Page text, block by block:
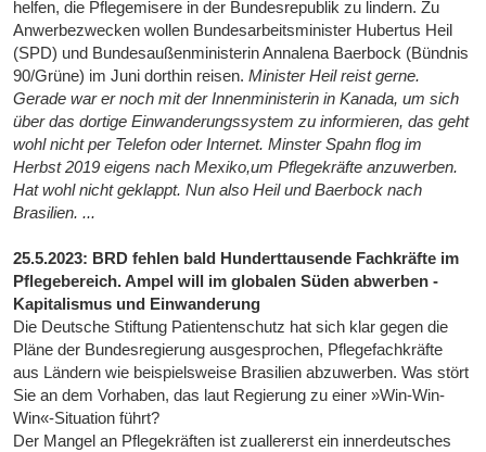
helfen, die Pflegemisere in der Bundesrepublik zu lindern. Zu
Anwerbezwecken wollen Bundesarbeitsminister Hubertus Heil
(SPD) und Bundesaußenministerin Annalena Baerbock (Bündnis
90/Grüne) im Juni dorthin reisen.Minister Heil reist gerne.
Gerade war er noch mit der Innenministerin in Kanada, um sich
über das dortige Einwanderungssystem zu informieren, das geht
wohl nicht per Telefon oder Internet. Minster Spahn flog im
Herbst 2019 eigens nach Mexiko,um Pflegekräfte anzuwerben.
Hat wohl nicht geklappt. Nun also Heil und Baerbock nach
Brasilien. ...
25.5.2023: BRD fehlen bald Hunderttausende Fachkräfte im
Pflegebereich. Ampel will im globalen Süden abwerben -
Kapitalismus und Einwanderung
Die Deutsche Stiftung Patientenschutz hat sich klar gegen die
Pläne der Bundesregierung ausgesprochen, Pflegefachkräfte
aus Ländern wie beispielsweise Brasilien abzuwerben. Was stört
Sie an dem Vorhaben, das laut Regierung zu einer »Win-Win-
Win«-Situation führt?
Der Mangel an Pflegekräften ist zuallererst ein innerdeutsches